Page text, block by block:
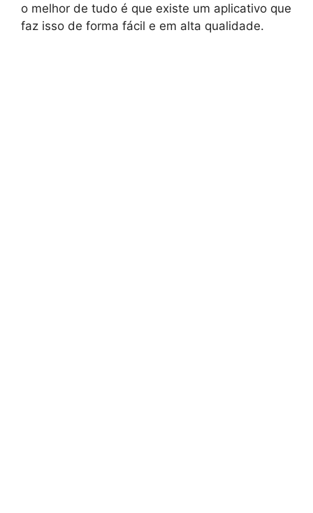
o melhor de tudo é que existe um aplicativo que
faz isso de forma fácil e em alta qualidade.